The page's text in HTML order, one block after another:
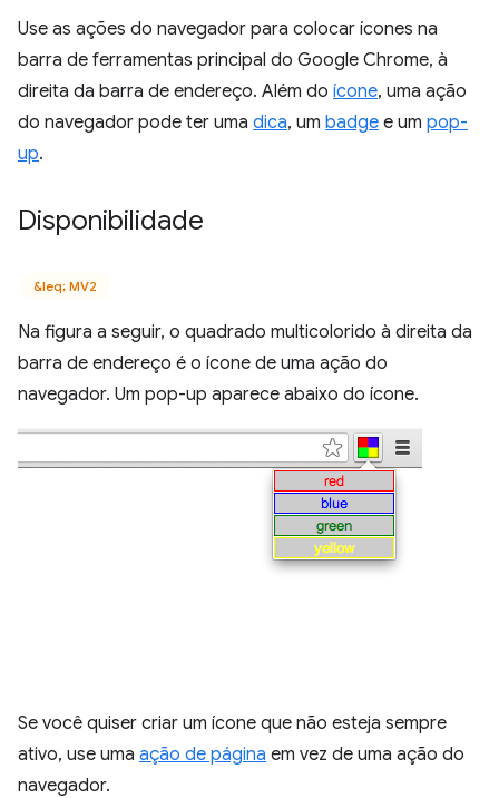
Use as ações do navegador para colocar ícones na
barra de ferramentas principal do Google Chrome, à
direita da barra de endereço. Além do ícone, uma ação
do navegador pode ter uma dica, um badge e um pop-
up.
Disponibilidade
&leq; MV2
Na figura a seguir, o quadrado multicolorido à direita da
barra de endereço é o ícone de uma ação do
navegador. Um pop-up aparece abaixo do ícone.
Se você quiser criar um ícone que não esteja sempre
ativo, use uma ação de página em vez de uma ação do
navegador.